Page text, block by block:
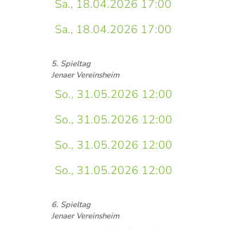
Sa., 18.04.2026 17:00
Sa., 18.04.2026 17:00
5. Spieltag
Jenaer Vereinsheim
So., 31.05.2026 12:00
So., 31.05.2026 12:00
So., 31.05.2026 12:00
So., 31.05.2026 12:00
6. Spieltag
Jenaer Vereinsheim